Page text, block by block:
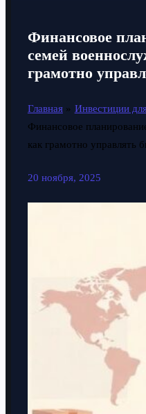
Финансовое
семей
грамотно
Главная
Инвестиции
Финансовое
как грамотно управлять
20 ноября, 2025